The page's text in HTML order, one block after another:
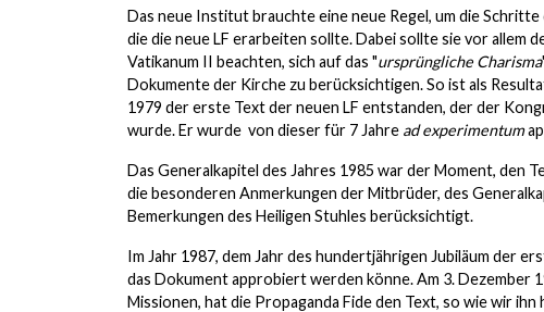
Das neue Institut brauchte eine neue Regel, um die
die die neue LF erarbeiten sollte. Dabei sollte sie vor allem
Vatikanum II beachten, sich auf das "ursprüngliche Charisma
Dokumente der Kirche zu berücksichtigen. So ist als
1979 der erste Text der neuen LF entstanden, der der
wurde. Er wurde von dieser für 7 Jahre ad experimentum
Das Generalkapitel des Jahres 1985 war der Moment, den
die besonderen Anmerkungen der Mitbrüder, des
Bemerkungen des Heiligen Stuhles berücksichtigt.
Im Jahr 1987, dem Jahr des hundertjährigen Jubiläum der
das Dokument approbiert werden könne. Am 3. Dezember
Missionen, hat die Propaganda Fide den Text, so wie wir